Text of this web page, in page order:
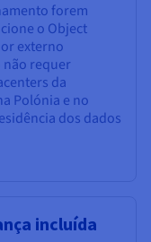
forem
o Object
externo
não requer
da
Polónia e no
dos dados
incluída